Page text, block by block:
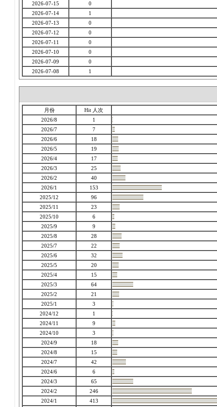
2026-07-15
0
2026-07-14
1
2026-07-13
0
2026-07-12
0
2026-07-11
0
2026-07-10
0
2026-07-09
0
2026-07-08
1
月份
Hit 人次
2026/8
1
2026/7
7
2026/6
18
2026/5
19
2026/4
17
2026/3
25
2026/2
40
2026/1
153
2025/12
96
2025/11
23
2025/10
6
2025/9
9
2025/8
28
2025/7
22
2025/6
32
2025/5
20
2025/4
15
2025/3
64
2025/2
21
2025/1
3
2024/12
1
2024/11
9
2024/10
3
2024/9
18
2024/8
15
2024/7
42
2024/6
6
2024/3
65
2024/2
246
2024/1
413